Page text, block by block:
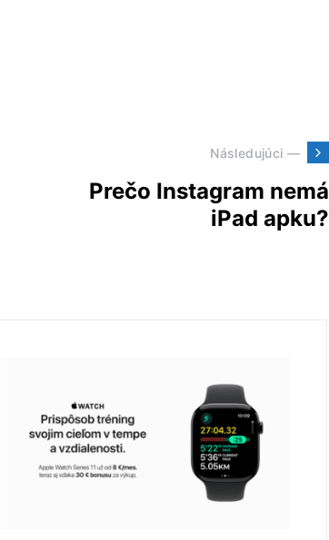
Následujúci —
Prečo Instagram nemá
iPad apku?